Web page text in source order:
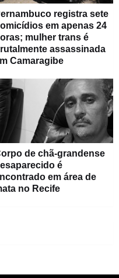
registra sete
em apenas 24
mulher trans é
assassinada
Camaragibe
de chã-grandense
é
em área de
no Recife